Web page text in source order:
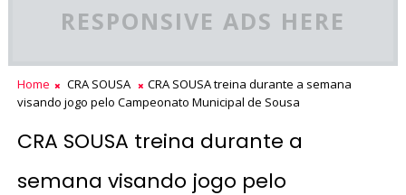
RESPONSIVE ADS HERE
Home CRA SOUSA
CRA SOUSA treina durante a semana
visando jogo pelo Campeonato Municipal de Sousa
CRA SOUSA treina durante a
semana visando jogo pelo